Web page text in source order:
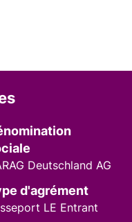
Deutschland AG
d'agrément
LE Entrant